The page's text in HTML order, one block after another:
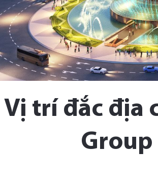
Vị trí đắc địa
Group